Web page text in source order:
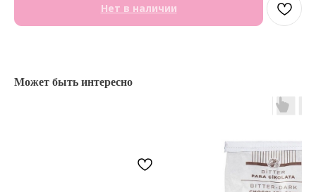
Нет в наличии
Может быть интересно